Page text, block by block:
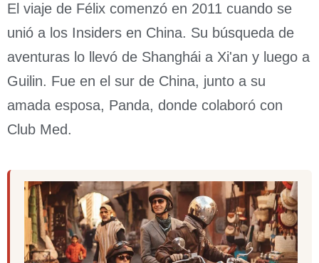
El viaje de Félix comenzó en 2011 cuando se
unió a los Insiders en China. Su búsqueda de
aventuras lo llevó de Shanghái a Xi'an y luego a
Guilin. Fue en el sur de China, junto a su
amada esposa, Panda, donde colaboró con
Club Med.